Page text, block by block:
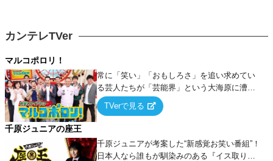
カンテレTVer
マルコポロリ！
常に「笑い」「おもしろさ」を追い求めてい
る芸人たちが「芸能界」という大海原に漕ぎ
出でて、新たなオモシロ人間を発掘する！
TVerで見る
千原ジュニアの座王
千原ジュニアが考案した“新感覚お笑い番組”！
日本人なら誰もが馴染みのある『イス取りゲ